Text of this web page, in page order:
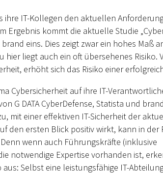
IT-Kollegen den aktuellen
Ergebnis kommt die aktuelle Studie
eins. Dies zeigt zwar ein hohes Maß
liegt auch ein oft übersehenes Risiko.
erhöht sich das Risiko einer
Cybersicherheit auf ihre IT-
G DATA CyberDefense, Statista und
mit einer effektiven IT-Sicherheit der
den ersten Blick positiv wirkt, kann in der
wenn auch Führungskräfte (inklusive
notwendige Expertise vorhanden ist,
Selbst eine leistungsfähige IT-